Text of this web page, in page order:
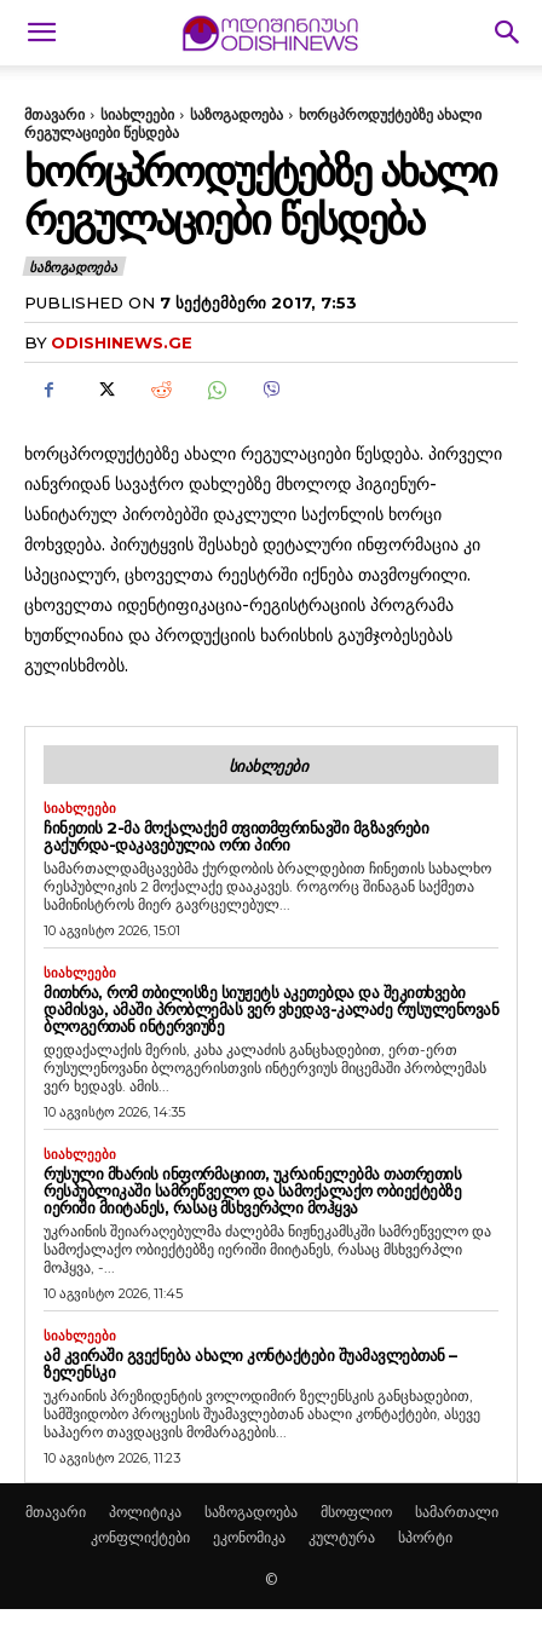
მთავარი სიახლეები საზოგადოება
ხორცპროდუქტებზე ახალი
რეგულაციები წესდება
ᲮᲝᲠᲪᲞᲠᲝᲓᲣᲥᲢᲔᲑᲖᲔ ᲐᲮᲐᲚᲘ
ᲠᲔᲒᲣᲚᲐᲪᲘᲔᲑᲘ ᲬᲔᲡᲓᲔᲑᲐ
ᲡᲐᲖᲝᲒᲐᲓᲝᲔᲑᲐ
PUBLISHED ON 7 ᲡᲔᲥᲢᲔᲛᲑᲔᲠᲘ 2017, 7:53
BY ODISHINEWS.GE
ხორცპროდუქტებზე ახალი რეგულაციები წესდება. პირველი
იანვრიდან სავაჭრო დახლებზე მხოლოდ ჰიგიენურ-
სანიტარულ პირობებში დაკლული საქონლის ხორცი
მოხვდება. პირუტყვის შესახებ დეტალური ინფორმაცია კი
სპეციალურ, ცხოველთა რეესტრში იქნება თავმოყრილი.
ცხოველთა იდენტიფიკაცია-რეგისტრაციის პროგრამა
ხუთწლიანია და პროდუქციის ხარისხის გაუმჯობესებას
გულისხმობს.
ᲡᲘᲐᲮᲚᲔᲔᲑᲘ
ᲡᲘᲐᲮᲚᲔᲔᲑᲘ
ᲩᲘᲜᲔᲗᲘᲡ 2-ᲛᲐ ᲛᲝᲥᲐᲚᲐᲥᲔᲛ ᲗᲕᲘᲗᲛᲤᲠᲘᲜᲐᲕᲨᲘ ᲛᲒᲖᲐᲕᲠᲔᲑᲘ
ᲒᲐᲥᲣᲠᲓᲐ-ᲓᲐᲙᲐᲕᲔᲑᲣᲚᲘᲐ ᲝᲠᲘ ᲞᲘᲠᲘ
სამართალდამცავებმა ქურდობის ბრალდებით ჩინეთის სახალხო
რესპუბლიკის 2 მოქალაქე დააკავეს. როგორც შინაგან საქმეთა
სამინისტროს მიერ გავრცელებულ...
10 აგვისტო 2026, 15:01
ᲡᲘᲐᲮᲚᲔᲔᲑᲘ
ᲛᲘᲗᲮᲠᲐ, ᲠᲝᲛ ᲗᲑᲘᲚᲘᲡᲖᲔ ᲡᲘᲣᲟᲔᲢᲡ ᲐᲙᲔᲗᲔᲑᲓᲐ ᲓᲐ ᲨᲔᲙᲘᲗᲮᲕᲔᲑᲘ
ᲓᲐᲛᲘᲡᲕᲐ, ᲐᲛᲐᲨᲘ ᲞᲠᲝᲑᲚᲔᲛᲐᲡ ᲕᲔᲠ ᲕᲮᲔᲓᲐᲕ-ᲙᲐᲚᲐᲫᲔ ᲠᲣᲡᲣᲚᲔᲜᲝᲕᲐᲜ
ᲑᲚᲝᲒᲔᲠᲗᲐᲜ ᲘᲜᲢᲔᲠᲕᲘᲣᲖᲔ
დედაქალაქის მერის, კახა კალაძის განცხადებით, ერთ-ერთ
რუსულენოვანი ბლოგერისთვის ინტერვიუს მიცემაში პრობლემას
ვერ ხედავს. ამის...
10 აგვისტო 2026, 14:35
ᲡᲘᲐᲮᲚᲔᲔᲑᲘ
ᲠᲣᲡᲣᲚᲘ ᲛᲮᲐᲠᲘᲡ ᲘᲜᲤᲝᲠᲛᲐᲪᲘᲘᲗ, ᲣᲙᲠᲐᲘᲜᲔᲚᲔᲑᲛᲐ ᲗᲐᲗᲠᲔᲗᲘᲡ
ᲠᲔᲡᲞᲣᲑᲚᲘᲙᲐᲨᲘ ᲡᲐᲛᲠᲔᲬᲕᲔᲚᲝ ᲓᲐ ᲡᲐᲛᲝᲥᲐᲚᲐᲥᲝ ᲝᲑᲘᲔᲥᲢᲔᲑᲖᲔ
ᲘᲔᲠᲘᲨᲘ ᲛᲘᲘᲢᲐᲜᲔᲡ, ᲠᲐᲡᲐᲪ ᲛᲡᲮᲕᲔᲠᲞᲚᲘ ᲛᲝᲰᲧᲕᲐ
უკრაინის შეიარაღებულმა ძალებმა ნიჟნეკამსკში სამრეწველო და
სამოქალაქო ობიექტებზე იერიში მიიტანეს, რასაც მსხვერპლი
მოჰყვა, -...
10 აგვისტო 2026, 11:45
ᲡᲘᲐᲮᲚᲔᲔᲑᲘ
ᲐᲛ ᲙᲕᲘᲠᲐᲨᲘ ᲒᲕᲔᲥᲜᲔᲑᲐ ᲐᲮᲐᲚᲘ ᲙᲝᲜᲢᲐᲥᲢᲔᲑᲘ ᲨᲣᲐᲛᲐᲕᲚᲔᲑᲗᲐᲜ –
ᲖᲔᲚᲔᲜᲡᲙᲘ
უკრაინის პრეზიდენტის ვოლოდიმირ ზელენსკის განცხადებით,
სამშვიდობო პროცესის შუამავლებთან ახალი კონტაქტები, ასევე
საჰაერო თავდაცვის მომარაგების...
10 აგვისტო 2026, 11:23
მთავარი პოლიტიკა საზოგადოება მსოფლიო
სამართალი
კონფლიქტები
ეკონომიკა კულტურა სპორტი
©